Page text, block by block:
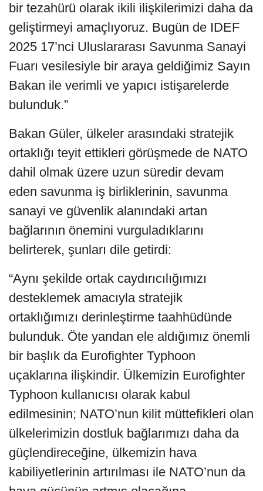
bir tezahürü olarak ikili ilişkilerimizi daha da
geliştirmeyi amaçlıyoruz. Bugün de IDEF
2025 17’nci Uluslararası Savunma Sanayi
Fuarı vesilesiyle bir araya geldiğimiz Sayın
Bakan ile verimli ve yapıcı istişarelerde
bulunduk.”
Bakan Güler, ülkeler arasındaki stratejik
ortaklığı teyit ettikleri görüşmede de NATO
dahil olmak üzere uzun süredir devam
eden savunma iş birliklerinin, savunma
sanayi ve güvenlik alanındaki artan
bağlarının önemini vurguladıklarını
belirterek, şunları dile getirdi:
“Aynı şekilde ortak caydırıcılığımızı
desteklemek amacıyla stratejik
ortaklığımızı derinleştirme taahhüdünde
bulunduk. Öte yandan ele aldığımız önemli
bir başlık da Eurofighter Typhoon
uçaklarına ilişkindir. Ülkemizin Eurofighter
Typhoon kullanıcısı olarak kabul
edilmesinin; NATO’nun kilit müttefikleri olan
ülkelerimizin dostluk bağlarımızı daha da
güçlendireceğine, ülkemizin hava
kabiliyetlerinin artırılması ile NATO’nun da